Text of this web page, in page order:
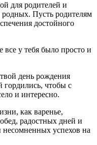
для родителей и
Пусть родителям
достойного
все у тебя было просто и
день рождения
гордились, чтобы с
и интересно.
как варенье,
радостных дней и
успехов на